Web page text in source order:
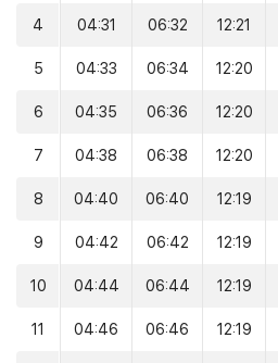
4 04:31 06:32 12:21
5 04:33 06:34 12:20
6 04:35 06:36 12:20
7 04:38 06:38 12:20
8 04:40 06:40 12:19
9 04:42 06:42 12:19
10 04:44 06:44 12:19
11 04:46 06:46 12:19